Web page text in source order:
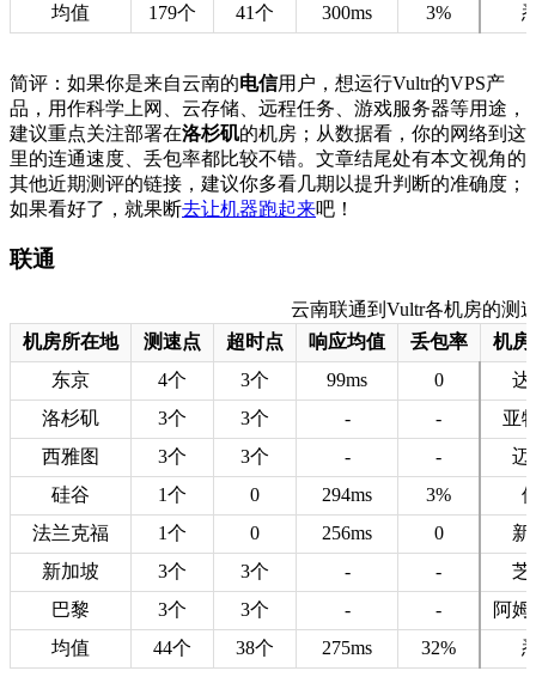
均值
179个 41个 300ms 3%
简评：如果你是来自云南的电信用户，想运行Vultr的VPS产
品，用作科学上网、云存储、远程任务、游戏服务器等用途，
建议重点关注部署在洛杉矶的机房；从数据看，你的网络到这
里的连通速度、丢包率都比较不错。文章结尾处有本文视角的
其他近期测评的链接，建议你多看几期以提升判断的准确度；
如果看好了，就果断去让机器跑起来吧！
联通
云南联通到Vultr各机房的测
机房所在地
测速点 超时点 响应均值 丢包率
机房
东京
4个 3个 99ms 0
达
洛杉矶
3个 3个 - -
亚
西雅图
3个 3个 - -
迈
硅谷
1个 0 294ms 3%
法兰克福
1个 0 256ms 0
新
新加坡
3个 3个 - -
芝
巴黎
3个 3个 - -
阿
均值
44个 38个 275ms 32%